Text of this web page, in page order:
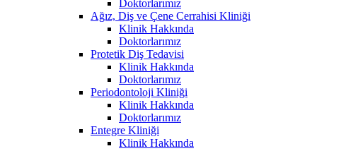
Doktorlarımız
Ağız, Diş ve Çene Cerrahisi Kliniği
Klinik Hakkında
Doktorlarımız
Protetik Diş Tedavisi
Klinik Hakkında
Doktorlarımız
Periodontoloji Kliniği
Klinik Hakkında
Doktorlarımız
Entegre Kliniği
Klinik Hakkında